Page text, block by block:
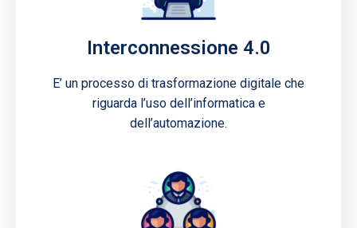
Interconnessione 4.0
E’ un processo di trasformazione digitale che
riguarda l’uso dell’informatica e
dell’automazione.